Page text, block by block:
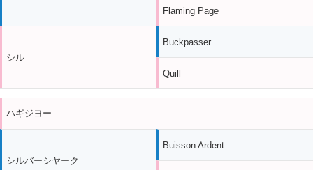
シル
Flaming Page
Buckpasser
Quill
ハギジヨー
シルバーシヤーク
Buisson Ardent